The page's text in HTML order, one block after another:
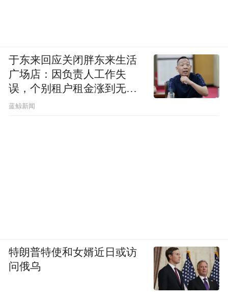
于东来回应关闭胖东来生活
广场店：因负责人工作失
误，个别租户租金涨到无法
想象
蓝鲸新闻
特朗普特使和女婿近日或访
问俄乌